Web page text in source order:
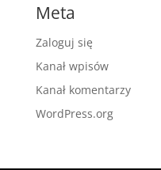
Meta
Zaloguj się
Kanał wpisów
Kanał komentarzy
WordPress.org